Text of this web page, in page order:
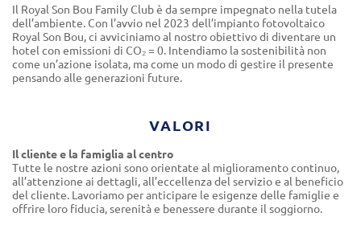
Il Royal Son Bou Family Club è da sempre impegnato nella tutela
dell’ambiente. Con l’avvio nel 2023 dell’impianto fotovoltaico
Royal Son Bou, ci avviciniamo al nostro obiettivo di diventare un
hotel con emissioni di CO₂ = 0. Intendiamo la sostenibilità non
come un’azione isolata, ma come un modo di gestire il presente
pensando alle generazioni future.
VALORI
Il cliente e la famiglia al centro
Tutte le nostre azioni sono orientate al miglioramento continuo,
all’attenzione ai dettagli, all’eccellenza del servizio e al beneficio
del cliente. Lavoriamo per anticipare le esigenze delle famiglie e
offrire loro fiducia, serenità e benessere durante il soggiorno.